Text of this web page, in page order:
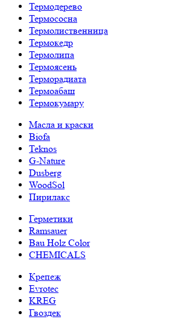
Термодерево
Термососна
Термолиственница
Термокедр
Термолипа
Термоясень
Терморадиата
Термоабаш
Термокумару
Масла и краски
Biofa
Teknos
G-Nature
Dusberg
WoodSol
Пирилакс
Герметики
Ramsauer
Bau Holz Color
CHEMICALS
Крепеж
Evrotec
KREG
Гвоздек